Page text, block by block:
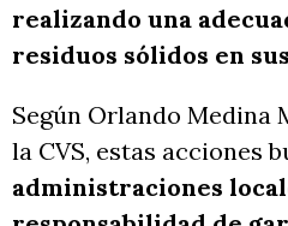
realizando una
residuos sólidos en
Según Orlando Medina
la CVS, estas acciones
administraciones